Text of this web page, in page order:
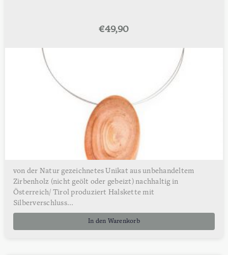
€49,90
von der Natur gezeichnetes Unikat aus unbehandeltem
Zirbenholz (nicht geölt oder gebeizt) nachhaltig in
Österreich/ Tirol produziert Halskette mit
Silberverschluss...
In den Warenkorb